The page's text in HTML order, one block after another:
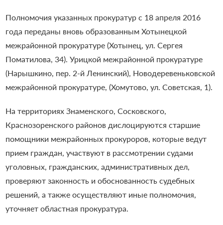
Полномочия указанных прокуратур с 18 апреля 2016
года переданы вновь образованным Хотынецкой
межрайонной прокуратуре (Хотынец, ул. Сергея
Поматилова, 34). Урицкой межрайонной прокуратуре
(Нарышкино, пер. 2-й Ленинский), Новодеревеньковской
межрайонной прокуратуре, (Хомутово, ул. Советская, 1).
На территориях Знаменского, Сосковского,
Краснозоренского районов дислоцируются старшие
помощники межрайонных прокуроров, которые ведут
прием граждан, участвуют в рассмотрении судами
уголовных, гражданских, административных дел,
проверяют законность и обоснованность судебных
решений, а также осуществляют иные полномочия,
уточняет областная прокуратура.